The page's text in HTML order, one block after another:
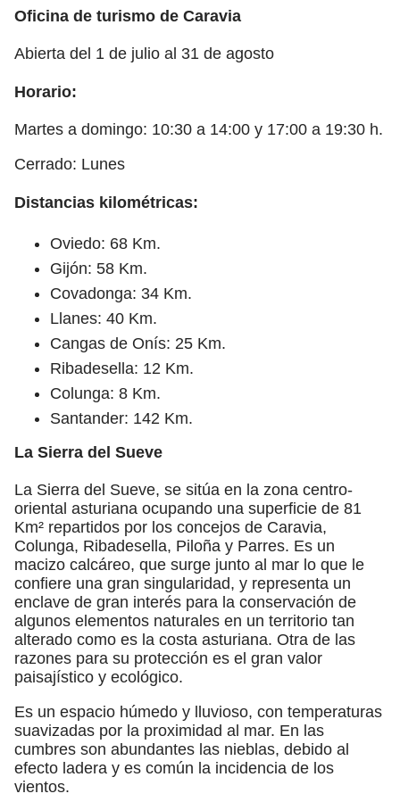
Oficina de turismo de Caravia
Abierta del 1 de julio al 31 de agosto
Horario:
Martes a domingo: 10:30 a 14:00 y 17:00 a 19:30 h.
Cerrado: Lunes
Distancias kilométricas:
Oviedo: 68 Km.
Gijón: 58 Km.
Covadonga: 34 Km.
Llanes: 40 Km.
Cangas de Onís: 25 Km.
Ribadesella: 12 Km.
Colunga: 8 Km.
Santander: 142 Km.
La Sierra del Sueve
La Sierra del Sueve, se sitúa en la zona centro-
oriental asturiana ocupando una superficie de 81
Km² repartidos por los concejos de Caravia,
Colunga, Ribadesella, Piloña y Parres. Es un
macizo calcáreo, que surge junto al mar lo que le
confiere una gran singularidad, y representa un
enclave de gran interés para la conservación de
algunos elementos naturales en un territorio tan
alterado como es la costa asturiana. Otra de las
razones para su protección es el gran valor
paisajístico y ecológico.
Es un espacio húmedo y lluvioso, con temperaturas
suavizadas por la proximidad al mar. En las
cumbres son abundantes las nieblas, debido al
efecto ladera y es común la incidencia de los
vientos.